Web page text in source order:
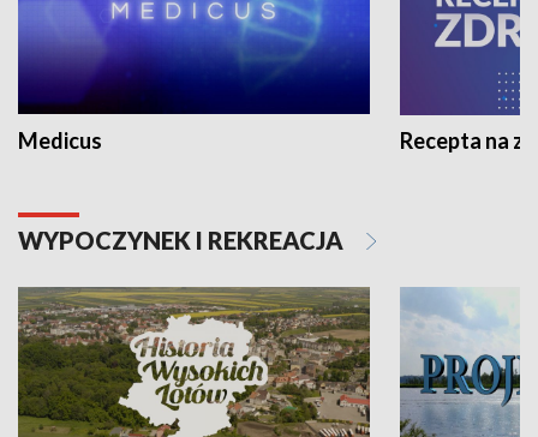
Medicus Recepta na
WYPOCZYNEK I REKREACJA